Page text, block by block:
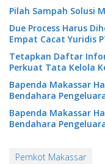
Pilah Sampah Solusi
Due Process Harus
Empat Cacat Yuridis
Tetapkan Daftar
Perkuat Tata Kelola
Bapenda Makassar
Bendahara
Bapenda Makassar
Bendahara
Pemkot Makassar